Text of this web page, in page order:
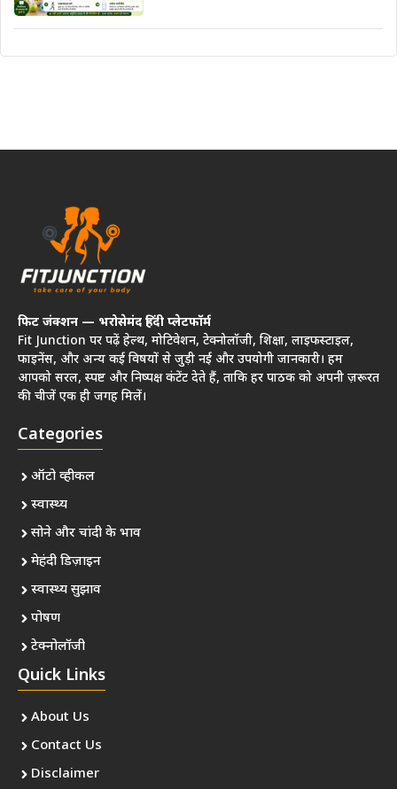
फिट जंक्शन — भरोसेमंद हिंदी प्लेटफॉर्म
Fit Junction पर पढ़ें हेल्थ, मोटिवेशन, टेक्नोलॉजी, शिक्षा, लाइफस्टाइल,
फाइनेंस, और अन्य कई विषयों से जुड़ी नई और उपयोगी जानकारी। हम
आपको सरल, स्पष्ट और निष्पक्ष कंटेंट देते हैं, ताकि हर पाठक को अपनी ज़रूरत
की चीजें एक ही जगह मिलें।
Categories
ऑटो व्हीकल
स्वास्थ्य
सोने और चांदी के भाव
मेहंदी डिज़ाइन
स्वास्थ्य सुझाव
पोषण
टेक्नोलॉजी
Quick Links
About Us
Contact Us
Disclaimer